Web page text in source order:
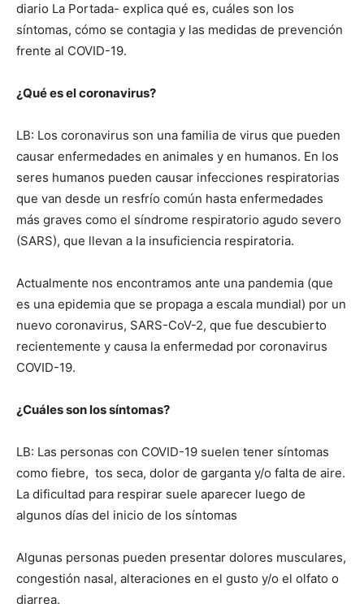
diario La Portada- explica qué es, cuáles son los
síntomas, cómo se contagia y las medidas de prevención
frente al COVID-19.
¿Qué es el coronavirus?
LB: Los coronavirus son una familia de virus que pueden
causar enfermedades en animales y en humanos. En los
seres humanos pueden causar infecciones respiratorias
que van desde un resfrío común hasta enfermedades
más graves como el síndrome respiratorio agudo severo
(SARS), que llevan a la insuficiencia respiratoria.
Actualmente nos encontramos ante una pandemia (que
es una epidemia que se propaga a escala mundial) por un
nuevo coronavirus, SARS-CoV-2, que fue descubierto
recientemente y causa la enfermedad por coronavirus
COVID-19.
¿Cuáles son los síntomas?
LB: Las personas con COVID-19 suelen tener síntomas
como fiebre, tos seca, dolor de garganta y/o falta de aire.
La dificultad para respirar suele aparecer luego de
algunos días del inicio de los síntomas
Algunas personas pueden presentar dolores musculares,
congestión nasal, alteraciones en el gusto y/o el olfato o
diarrea.